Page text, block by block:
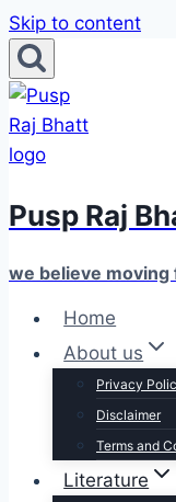
Skip to content
Pusp Raj
we believe
Home
About us
Privacy
Disclaimer
Terms and
Literature